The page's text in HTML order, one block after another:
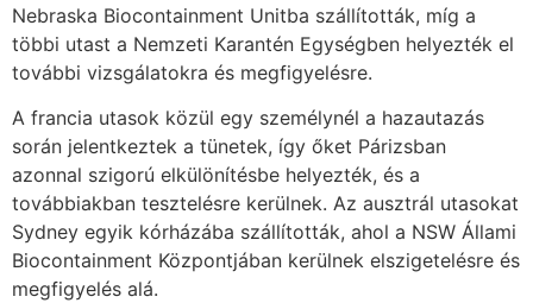
Nebraska Biocontainment Unitba szállították, míg a
többi utast a Nemzeti Karantén Egységben helyezték el
további vizsgálatokra és megfigyelésre.
A francia utasok közül egy személynél a hazautazás
során jelentkeztek a tünetek, így őket Párizsban
azonnal szigorú elkülönítésbe helyezték, és a
továbbiakban tesztelésre kerülnek. Az ausztrál utasokat
Sydney egyik kórházába szállították, ahol a NSW Állami
Biocontainment Központjában kerülnek elszigetelésre és
megfigyelés alá.